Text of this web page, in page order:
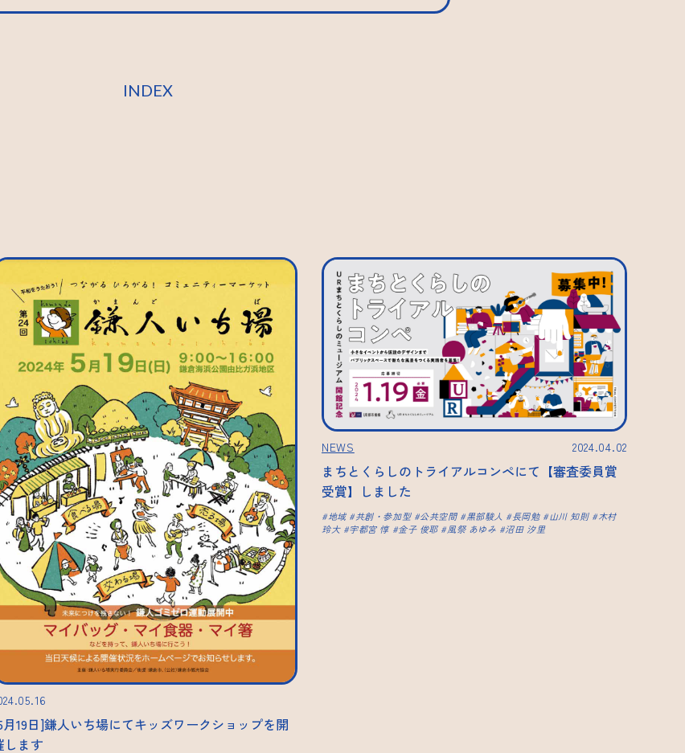
INDEX
月19日]鎌人いち場にてキッズワークショップを開
します
NEWS 2024.04.02
まちとくらしのトライアルコンペにて【審査委員賞
受賞】しました
地域 共創・参加型 公共空間 黒部駿人 長岡勉 山川 知則
木村
玲大
宇都宮 惇 金子 俊耶 風祭 あゆみ 沼田 汐里